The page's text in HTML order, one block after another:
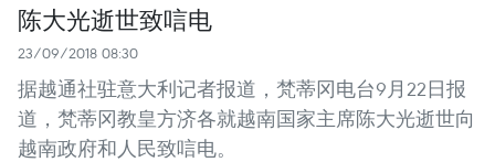
陈大光逝世致唁电
23/09/2018 08:30
据越通社驻意大利记者报道，梵蒂冈电台9月22日报
道，梵蒂冈教皇方济各就越南国家主席陈大光逝世向
越南政府和人民致唁电。